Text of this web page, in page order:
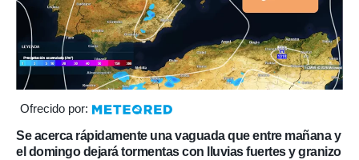
Ofrecido por:
Se acerca rápidamente una vaguada que entre mañana y
el domingo dejará tormentas con lluvias fuertes y granizo